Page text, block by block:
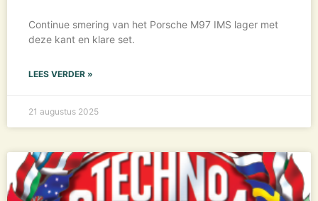
Continue smering van het Porsche M97 IMS lager met
deze kant en klare set.
LEES VERDER »
21 augustus 2025